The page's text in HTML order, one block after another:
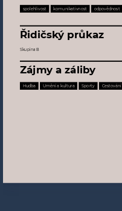
spolehlivost komunikativnost odpovědnost
Řidičský průkaz
Skupina B
Zájmy a záliby
Hudba Umění a kultura Sporty Cestování